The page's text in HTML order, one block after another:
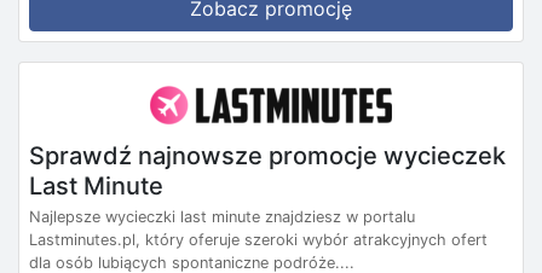
Zobacz promocję
Sprawdź najnowsze promocje wycieczek
Last Minute
Najlepsze wycieczki last minute znajdziesz w portalu
Lastminutes.pl, który oferuje szeroki wybór atrakcyjnych ofert
dla osób lubiących spontaniczne podróże....